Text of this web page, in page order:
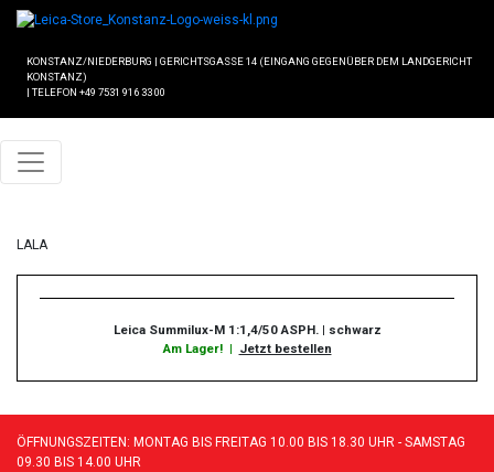
KONSTANZ/NIEDERBURG | GERICHTSGASSE 14 (EINGANG GEGENÜBER DEM LANDGERICHT
KONSTANZ)
| TELEFON +49 7531 916 33 00
LALA
Leica Summilux-M 1:1,4/50 ASPH. | schwarz
Am Lager! | Jetzt bestellen
ÖFFNUNGSZEITEN: MONTAG BIS FREITAG 10.00 BIS 18.30 UHR - SAMSTAG
09.30 BIS 14.00 UHR